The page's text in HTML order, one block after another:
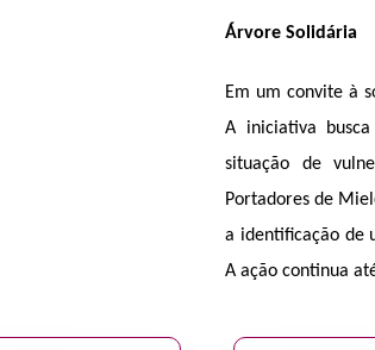
Árvore Solidária
Em um convite à
A iniciativa
situação de
Portadores de
a identificação de
A ação continua